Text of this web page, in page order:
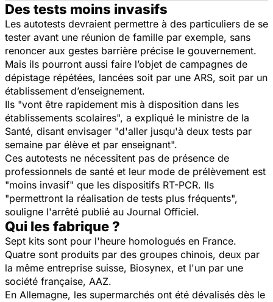
Des tests moins invasifs
Les autotests devraient permettre à des particuliers de se
tester avant une réunion de famille par exemple, sans
renoncer aux gestes barrière précise le gouvernement.
Mais ils pourront aussi faire l’objet de campagnes de
dépistage répétées, lancées soit par une ARS, soit par un
établissement d’enseignement.
Ils "vont être rapidement mis à disposition dans les
établissements scolaires", a expliqué le ministre de la
Santé, disant envisager "d'aller jusqu'à deux tests par
semaine par élève et par enseignant".
Ces autotests ne nécessitent pas de présence de
professionnels de santé et leur mode de prélèvement est
"moins invasif" que les dispositifs RT-PCR. Ils
"permettront la réalisation de tests plus fréquents",
souligne l'arrêté publié au Journal Officiel.
Qui les fabrique ?
Sept kits sont pour l'heure homologués en France.
Quatre sont produits par des groupes chinois, deux par
la même entreprise suisse, Biosynex, et l'un par une
société française, AAZ.
En Allemagne, les supermarchés ont été dévalisés dès le